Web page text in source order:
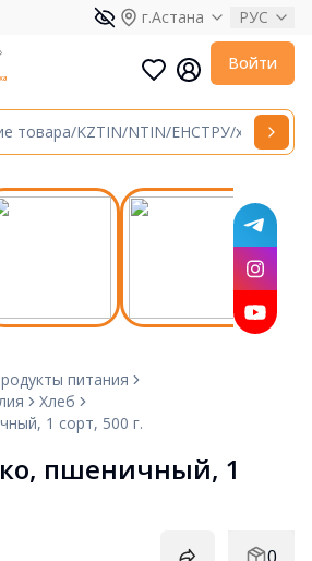
г.Астана РУС
Войти
питания
Хлеб
1 сорт, 500 г.
пшеничный, 1